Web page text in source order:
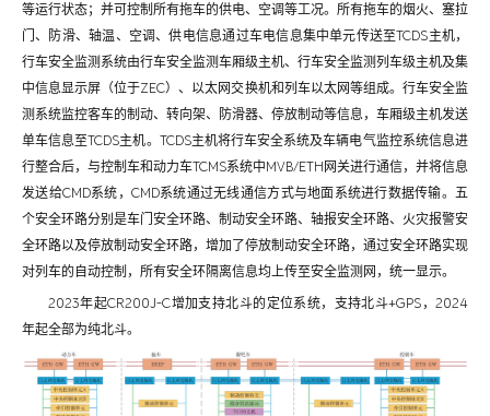
等运行状态；并可控制所有拖车的供电、空调等工况。所有拖车的烟火、塞拉
门、防滑、轴温、空调、供电信息通过车电信息集中单元传送至TCDS主机，
行车安全监测系统由行车安全监测车厢级主机、行车安全监测列车级主机及集
中信息显示屏（位于ZEC）、以太网交换机和列车以太网等组成。行车安全监
测系统监控客车的制动、转向架、防滑器、停放制动等信息，车厢级主机发送
单车信息至TCDS主机。TCDS主机将行车安全系统及车辆电气监控系统信息进
行整合后，与控制车和动力车TCMS系统中MVB/ETH网关进行通信，并将信息
发送给CMD系统，CMD系统通过无线通信方式与地面系统进行数据传输。五
个安全环路分别是车门安全环路、制动安全环路、轴报安全环路、火灾报警安
全环路以及停放制动安全环路，增加了停放制动安全环路，通过安全环路实现
对列车的自动控制，所有安全环隔离信息均上传至安全监测网，统一显示。
2023年起CR200J-C增加支持北斗的定位系统，支持北斗+GPS，2024
年起全部为纯北斗。